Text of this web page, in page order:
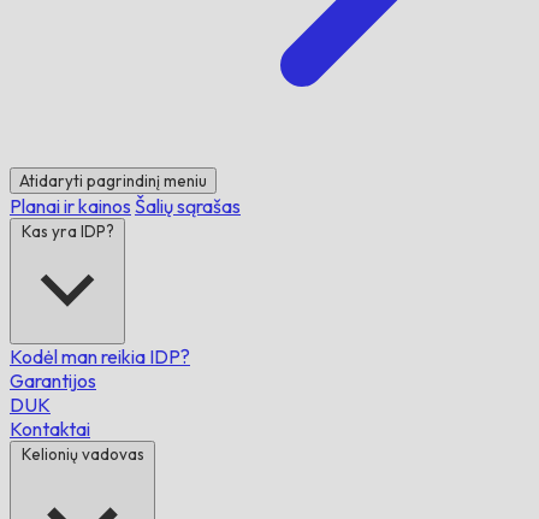
Atidaryti pagrindinį meniu
Planai ir kainos Šalių sąrašas
Kas yra IDP?
Kodėl man reikia IDP?
Garantijos
DUK
Kontaktai
Kelionių vadovas